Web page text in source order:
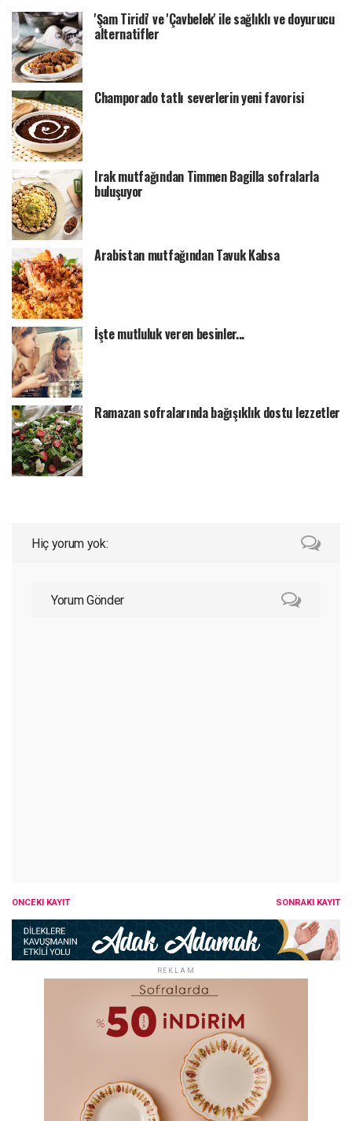
'Şam Tiridi' ve 'Çavbelek' ile sağlıklı ve doyurucu
alternatifler
Champorado tatlı severlerin yeni favorisi
Irak mutfağından Timmen Bagilla sofralarla
buluşuyor
Arabistan mutfağından Tavuk Kabsa
İşte mutluluk veren besinler...
Ramazan sofralarında bağışıklık dostu lezzetler
Hiç yorum yok:
Yorum Gönder
SONRAKI KAYIT
ÖNCEKI KAYIT
REKLAM